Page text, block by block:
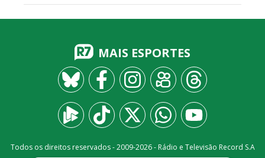
MAIS ESPORTES
Todos os direitos reservados - 2009-2026- Rádio e Televisão Record S.A